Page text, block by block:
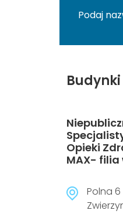
Opieki
MAX- filia
Polna 6